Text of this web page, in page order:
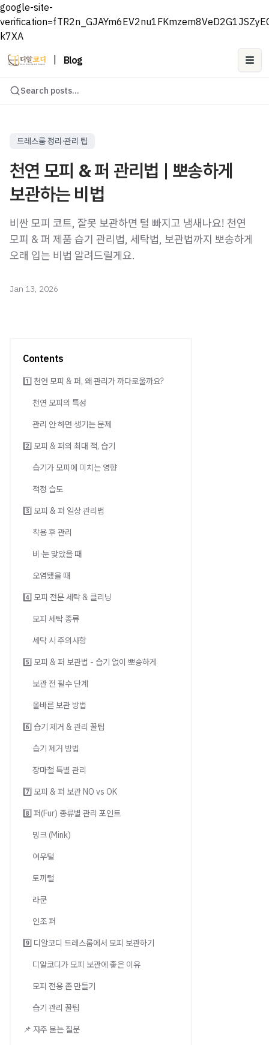
google-site-
k7XA
Blog
Search posts...
드레스룸 정리·관리 팁
천연 모피 & 퍼 관리법 | 뽀송하게
보관하는 비법
비싼 모피 코트, 잘못 보관하면 털 빠지고 냄새나요! 천연
모피 & 퍼 제품 습기 관리법, 세탁법, 보관법까지 뽀송하게
오래 입는 비법 알려드릴게요.
Jan 13, 2026
Contents
1️⃣ 천연 모피 & 퍼, 왜 관리가 까다로울까요?
천연 모피의 특성
관리 안 하면 생기는 문제
2️⃣ 모피 & 퍼의 최대 적, 습기
습기가 모피에 미치는 영향
적정 습도
3️⃣ 모피 & 퍼 일상 관리법
착용 후 관리
비·눈 맞았을 때
오염됐을 때
4️⃣ 모피 전문 세탁 & 클리닝
모피 세탁 종류
세탁 시 주의사항
5️⃣ 모피 & 퍼 보관법 - 습기 없이 뽀송하게
보관 전 필수 단계
올바른 보관 방법
6️⃣ 습기 제거 & 관리 꿀팁
습기 제거 방법
장마철 특별 관리
7️⃣ 모피 & 퍼 보관 NO vs OK
8️⃣ 퍼(Fur) 종류별 관리 포인트
밍크 (Mink)
여우털
토끼털
라쿤
인조 퍼
9️⃣ 디알코디 드레스룸에서 모피 보관하기
디알코디가 모피 보관에 좋은 이유
모피 전용 존 만들기
습기 관리 꿀팁
📌 자주 묻는 질문